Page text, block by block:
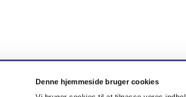
Denne hjemmeside bruger cookies
Nygårdskirken · Brøndby